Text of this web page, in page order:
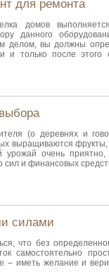
для ремонта
домов
данного
делом, вы должны
и только после этого
(о деревнях и
выращиваются
урожай очень
сил и финансовых
силами
что без
самостоятельно
– иметь желание и